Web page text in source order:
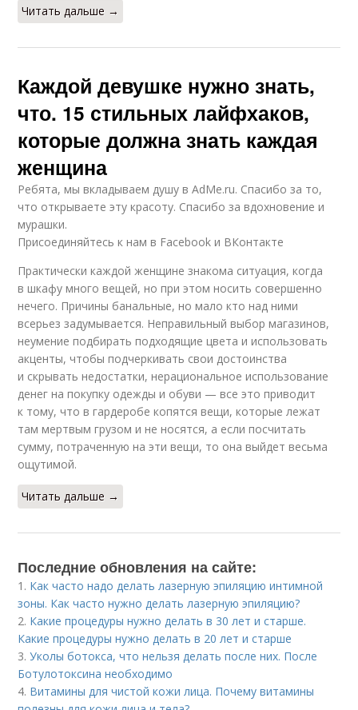
Читать дальше →
Каждой девушке нужно знать,
что. 15 стильных лайфхаков,
которые должна знать каждая
женщина
Ребята, мы вкладываем душу в AdMe.ru. Cпасибо за то,
что открываете эту красоту. Спасибо за вдохновение и
мурашки.
Присоединяйтесь к нам в Facebook и ВКонтакте
Практически каждой женщине знакома ситуация, когда
в шкафу много вещей, но при этом носить совершенно
нечего. Причины банальные, но мало кто над ними
всерьез задумывается. Неправильный выбор магазинов,
неумение подбирать подходящие цвета и использовать
акценты, чтобы подчеркивать свои достоинства
и скрывать недостатки, нерациональное использование
денег на покупку одежды и обуви — все это приводит
к тому, что в гардеробе копятся вещи, которые лежат
там мертвым грузом и не носятся, а если посчитать
сумму, потраченную на эти вещи, то она выйдет весьма
ощутимой.
Читать дальше →
Последние обновления на сайте:
1. Как часто надо делать лазерную эпиляцию интимной
зоны. Как часто нужно делать лазерную эпиляцию?
2. Какие процедуры нужно делать в 30 лет и старше.
Какие процедуры нужно делать в 20 лет и старше
3.Уколы ботокса, что нельзя делать после них. После
Ботулотоксина необходимо
4. Витамины для чистой кожи лица. Почему витамины